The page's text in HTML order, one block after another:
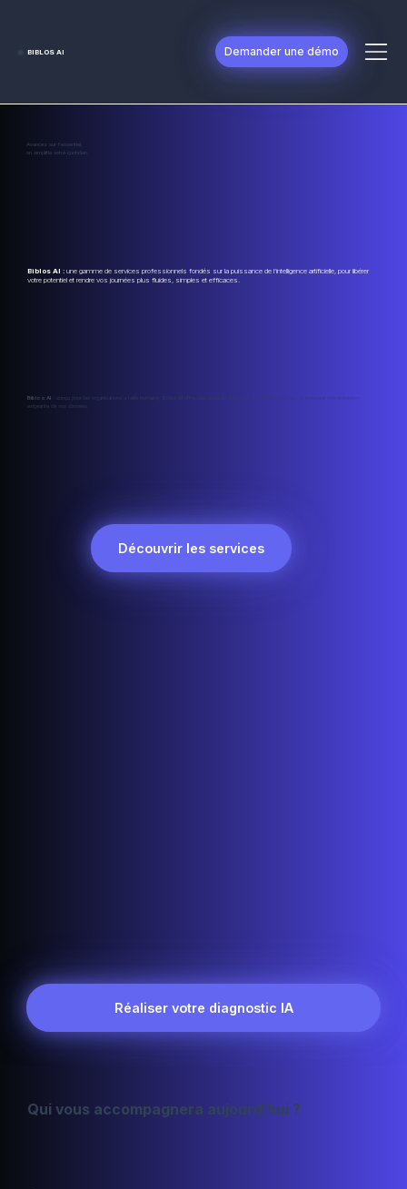
Demander une démo
BIBLOS AI
Réaliser votre diagnostic IA
Biblos AI
onçu pour les organisations à taille humaine, Biblos AI offre des résultats fiables et immédiats, tout en garantissant une protection
exigeante de vos données.
Biblos AI:une gamme de services professionnels fondés sur la puissance de l’intelligence artificielle, pour libérer
votre potentiel et rendre vos journées plus fluides, simples et efficaces.
Avancez sur l’essentiel,
on simplifie votre quotidien.
Découvrir les services
Qui vous accompagnera aujourd’hui ?